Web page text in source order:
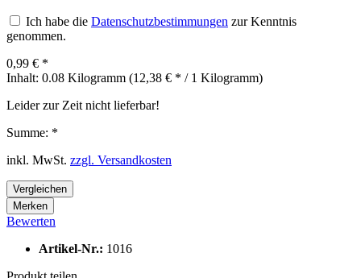
Ich habe die Datenschutzbestimmungen zur Kenntnis
genommen.
0,99 € *
Inhalt: 0.08 Kilogramm (12,38 € * / 1 Kilogramm)
Leider zur Zeit nicht lieferbar!
Summe: *
inkl. MwSt. zzgl. Versandkosten
Vergleichen
Merken
Bewerten
Artikel-Nr.: 1016